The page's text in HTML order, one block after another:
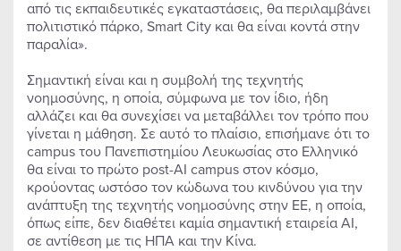
από τις εκπαιδευτικές εγκαταστάσεις, θα περιλαμβάνει
πολιτιστικό πάρκο, Smart City και θα είναι κοντά στην
παραλία».
Σημαντική είναι και η συμβολή της τεχνητής
νοημοσύνης, η οποία, σύμφωνα με τον ίδιο, ήδη
αλλάζει και θα συνεχίσει να μεταβάλλει τον τρόπο που
γίνεται η μάθηση. Σε αυτό το πλαίσιο, επισήμανε ότι το
campus του Πανεπιστημίου Λευκωσίας στο Ελληνικό
θα είναι το πρώτο post-AI campus στον κόσμο,
κρούοντας ωστόσο τον κώδωνα του κινδύνου για την
ανάπτυξη της τεχνητής νοημοσύνης στην ΕΕ, η οποία,
όπως είπε, δεν διαθέτει καμία σημαντική εταιρεία AI,
σε αντίθεση με τις ΗΠΑ και την Κίνα.